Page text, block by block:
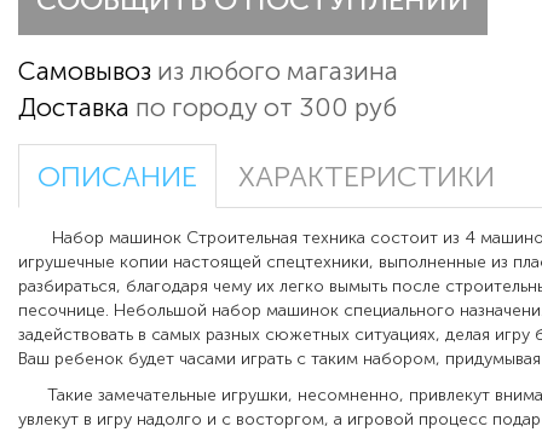
Самовывоз из любого магазина
Доставка по городу от 300 руб
ОПИСАНИЕ ХАРАКТЕРИСТИКИ
Набор машинок Строительная техника состоит из 4
игрушечные копии настоящей спецтехники, выполненные из
разбираться, благодаря чему их легко вымыть после
песочнице. Небольшой набор машинок специального
задействовать в самых разных сюжетных ситуациях, делая игру
Ваш ребенок будет часами играть с таким набором,
Такие замечательные игрушки, несомненно, привлекут
увлекут в игру надолго и с восторгом, а игровой процесс